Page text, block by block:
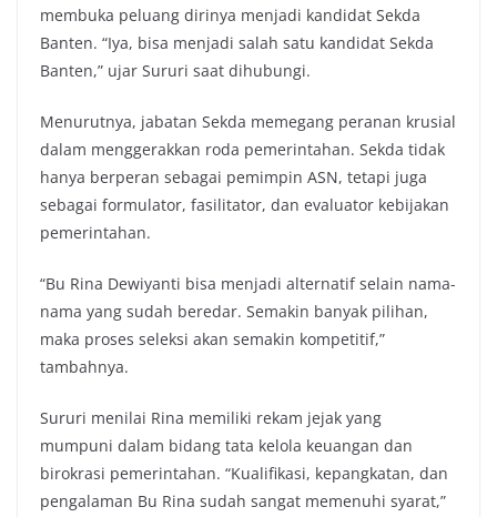
membuka peluang dirinya menjadi kandidat Sekda
Banten. “Iya, bisa menjadi salah satu kandidat Sekda
Banten,” ujar Sururi saat dihubungi.
Menurutnya, jabatan Sekda memegang peranan krusial
dalam menggerakkan roda pemerintahan. Sekda tidak
hanya berperan sebagai pemimpin ASN, tetapi juga
sebagai formulator, fasilitator, dan evaluator kebijakan
pemerintahan.
“Bu Rina Dewiyanti bisa menjadi alternatif selain nama-
nama yang sudah beredar. Semakin banyak pilihan,
maka proses seleksi akan semakin kompetitif,”
tambahnya.
Sururi menilai Rina memiliki rekam jejak yang
mumpuni dalam bidang tata kelola keuangan dan
birokrasi pemerintahan. “Kualifikasi, kepangkatan, dan
pengalaman Bu Rina sudah sangat memenuhi syarat,”